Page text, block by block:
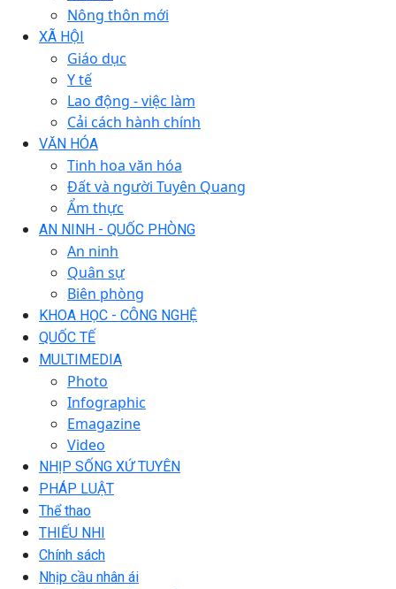
Nông thôn mới
XÃ HỘI
Giáo dục
Y tế
Lao động - việc làm
Cải cách hành chính
VĂN HÓA
Tinh hoa văn hóa
Đất và người Tuyên Quang
Ẩm thực
AN NINH - QUỐC PHÒNG
An ninh
Quân sự
Biên phòng
KHOA HỌC - CÔNG NGHỆ
QUỐC TẾ
MULTIMEDIA
Photo
Infographic
Emagazine
Video
NHỊP SỐNG XỨ TUYÊN
PHÁP LUẬT
Thể thao
THIẾU NHI
Chính sách
Nhịp cầu nhân ái